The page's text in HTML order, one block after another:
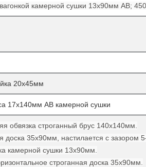
камерной сушки 13х90мм АВ;
20х45мм
17х140мм АВ камерной сушки
обвязка строганный брус 140х140мм.
доска 35х90мм, настилается с зазором
камерной сушки 13х90мм.
строганная доска 35х90мм.